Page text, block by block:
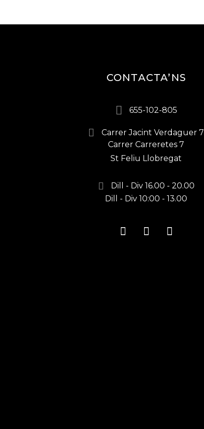
CONTACTA’NS
655-102-805
Carrer Jacint Verdaguer 7
Carrer Carreretes 7
St Feliu Llobregat
Dill - Div 16.00 - 20.00
Dill - Div 10:00 - 13.00